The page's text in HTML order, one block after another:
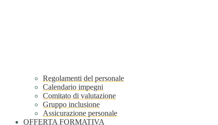
Regolamenti del personale
Calendario impegni
Comitato di valutazione
Gruppo inclusione
Assicurazione personale
OFFERTA FORMATIVA